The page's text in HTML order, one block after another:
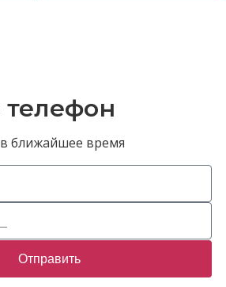
телефон
ближайшее время
Отправить